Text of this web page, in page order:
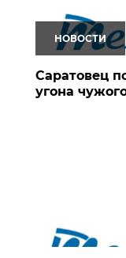
НОВОСТИ
Саратовец
угона